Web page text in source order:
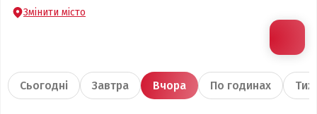
Змінити місто
Сьогодні Завтра Вчора По годинах